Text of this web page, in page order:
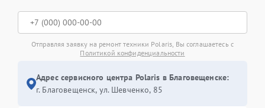
Отправляя заявку на ремонт техники Polaris, Вы соглашаетесь с
Политикой конфиденциальности
Адрес сервисного центра Polaris в Благовещенске:
г. Благовещенск, ул. Шевченко, 85